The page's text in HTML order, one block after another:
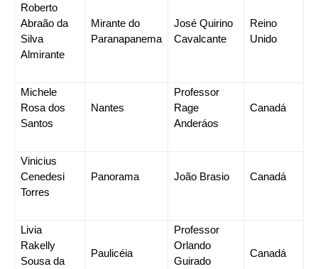
Roberto
Abraão da
Silva
Almirante
Mirante do
Paranapanema
José Quirino
Cavalcante
Reino
Unido
Michele
Rosa dos
Santos
Nantes
Professor
Rage
Anderáos
Canadá
Vinicius
Cenedesi
Torres
Panorama João Brasio Canadá
Livia
Rakelly
Sousa da
Paulicéia
Professor
Orlando
Guirado
Canadá